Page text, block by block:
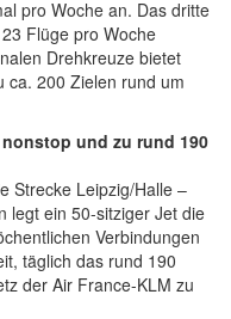
pro Woche an. Das dritte
Flüge pro Woche
Drehkreuze bietet
ca. 200 Zielen rund um
und zu rund 190
Strecke Leipzig/Halle –
legt ein 50-sitziger Jet die
Verbindungen
täglich das rund 190
der Air France-KLM zu